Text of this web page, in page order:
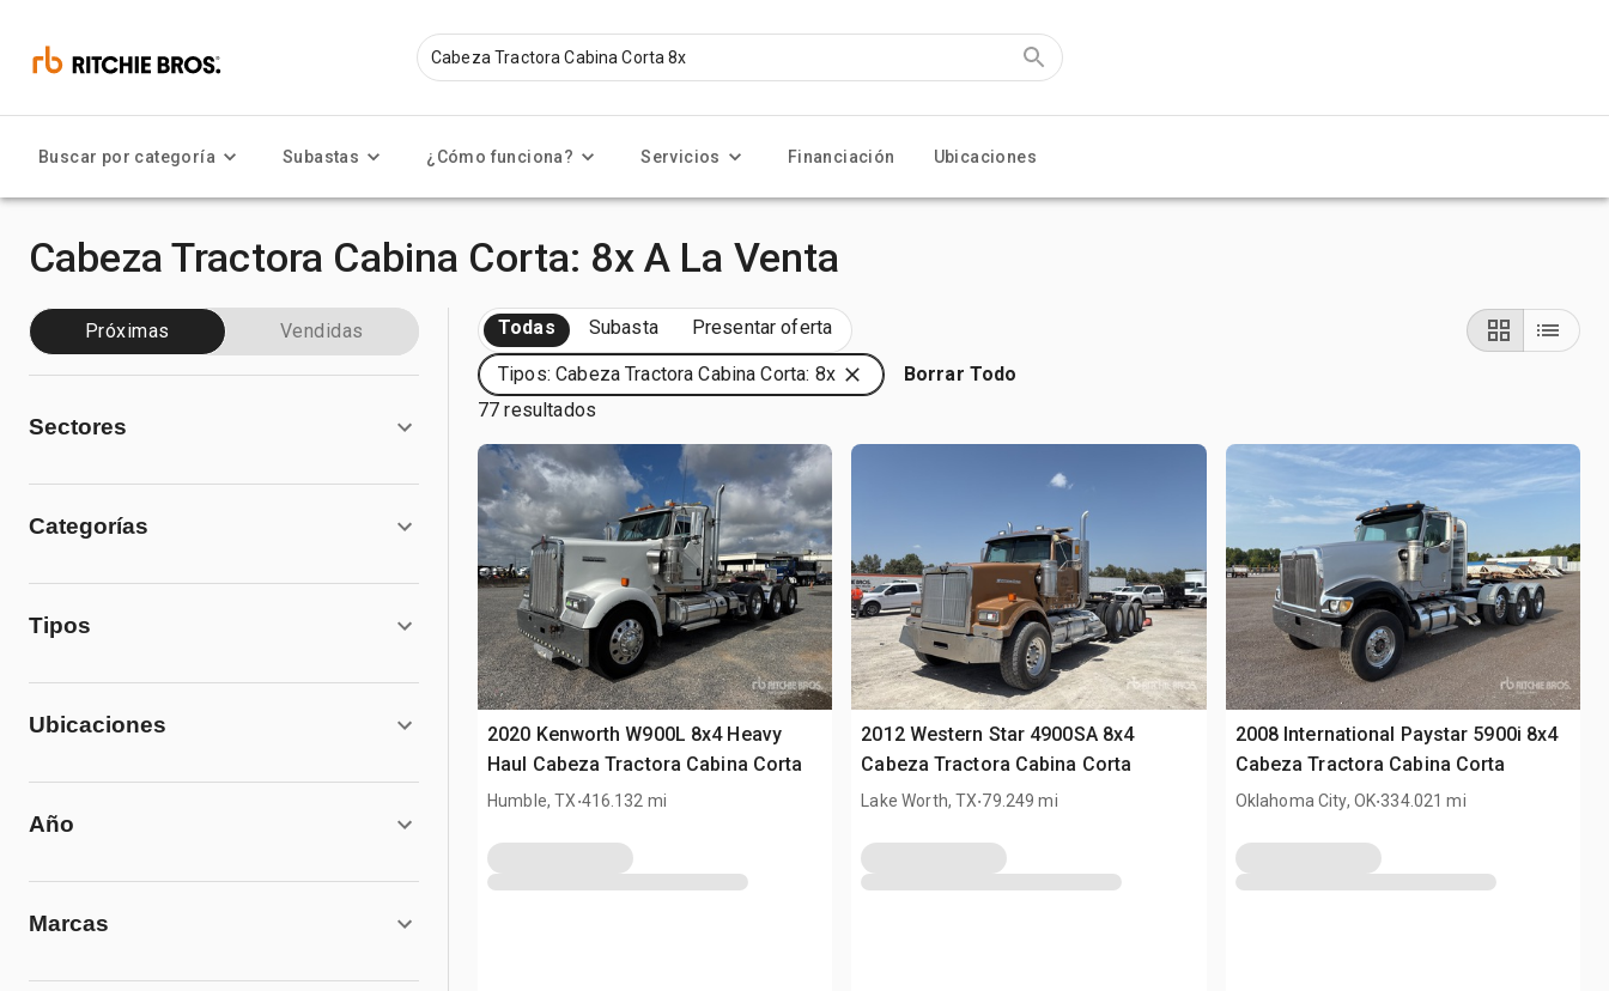
Buscar por categoría Subastas ¿Cómo funciona? Servicios Financiación Ubicaciones
Cabeza Tractora Cabina Corta: 8x A La Venta
Próximas Vendidas
Sectores
Categorías
Tipos
Ubicaciones
Año
Marcas
Todas Subasta Presentar oferta
Tipos: Cabeza Tractora Cabina Corta: 8x
Borrar Todo
77 resultados
2020 Kenworth W900L 8x4 Heavy
Haul Cabeza Tractora Cabina Corta
Humble, TX.416.132 mi
2012 Western Star 4900SA 8x4
Cabeza Tractora Cabina Corta
Lake Worth, TX.79.249 mi
2008 International Paystar 5900i 8x4
Cabeza Tractora Cabina Corta
Oklahoma City, OK.334.021 mi